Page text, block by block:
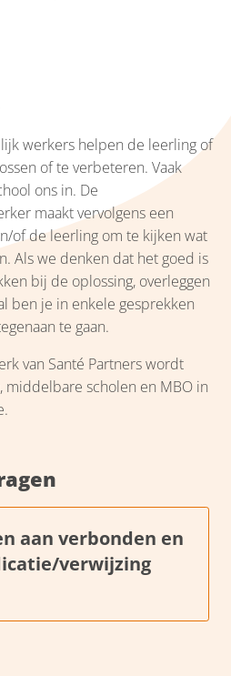
werkers helpen de leerling of
of te verbeteren. Vaak
ons in. De
maakt vervolgens een
of de leerling om te kijken wat
Als we denken dat het goed is
bij de oplossing, overleggen
ben je in enkele gesprekken
te gaan.
van Santé Partners wordt
middelbare scholen en MBO in
aan verbonden en
verwijzing